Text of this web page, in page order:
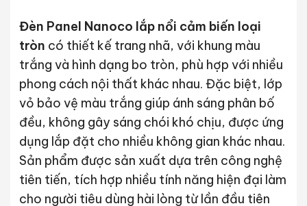
Đèn Panel Nanoco lắp nổi cảm biến loại
tròn có thiết kế trang nhã, với khung màu
trắng và hình dạng bo tròn, phù hợp với nhiều
phong cách nội thất khác nhau. Đặc biệt, lớp
vỏ bảo vệ màu trắng giúp ánh sáng phân bố
đều, không gây sáng chói khó chịu, được ứng
dụng lắp đặt cho nhiều không gian khác nhau.
Sản phẩm được sản xuất dựa trên công nghệ
tiên tiến, tích hợp nhiều tính năng hiện đại làm
cho người tiêu dùng hài lòng từ lần đầu tiên